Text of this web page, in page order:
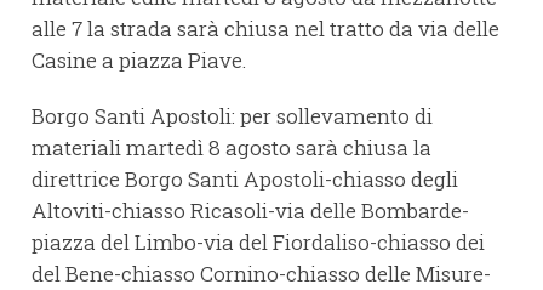
alle 7 la strada sarà chiusa nel tratto da via delle
Casine a piazza Piave.
Borgo Santi Apostoli: per sollevamento di
materiali martedì 8 agosto sarà chiusa la
direttrice Borgo Santi Apostoli-chiasso degli
Altoviti-chiasso Ricasoli-via delle Bombarde-
piazza del Limbo-via del Fiordaliso-chiasso dei
del Bene-chiasso Cornino-chiasso delle Misure-